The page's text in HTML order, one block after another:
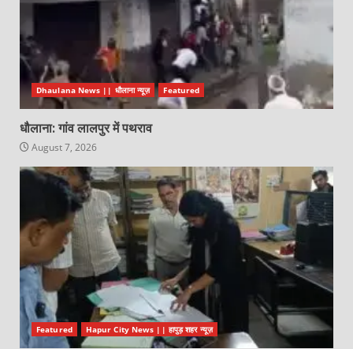
Dhaulana News || धौलाना न्यूज़ Featured
धौलाना: गांव लालपुर में पथराव
August 7, 2026
Featured Hapur City News || हापुड़ शहर न्यूज़